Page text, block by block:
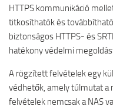
HTTPS kommunikáció
titkosíthatók és
biztonságos HTTPS- és
hatékony védelmi
A rögzített felvételek egy
védhetők, amely túlmutat a
felvételek nemcsak a NAS